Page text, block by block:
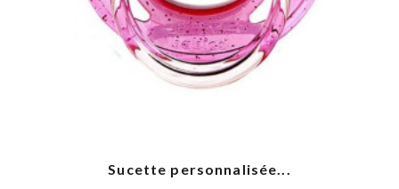
Sucette personnalisée...